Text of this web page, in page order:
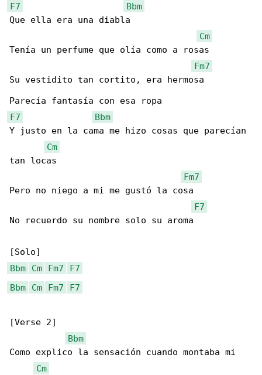
F7
Bbm
Que ella era una diabla
Cm
Tenía un perfume que olía como a rosas
Fm7
Su vestidito tan cortito, era hermosa
F7
Bbm
Y justo en la cama me hizo cosas que parecían
Cm
tan locas
Fm7
Pero no niego a mi me gustó la cosa
F7
No recuerdo su nombre solo su aroma
Bbm
Cm Fm7
F7
Bbm
Cm Fm7 F7
[Verse 2]
Bbm
Como еxplico la sensación cuando montaba mi
Cm